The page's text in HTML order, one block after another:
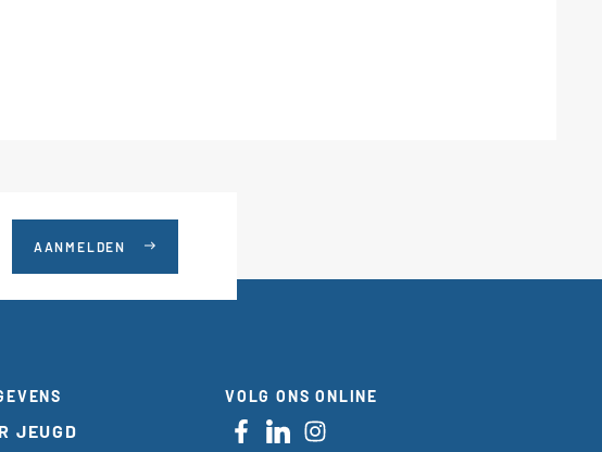
AANMELDEN east
JEUGD
VOLG ONS ONLINE